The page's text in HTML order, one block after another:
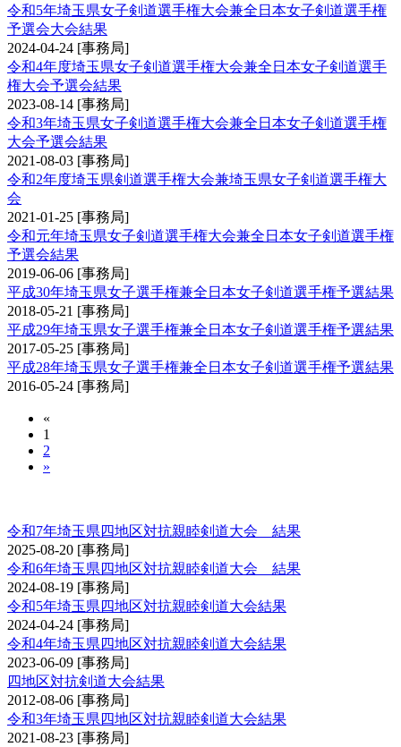
令和5年埼玉県女子剣道選手権大会兼全日本女子剣道選手権
予選会大会結果
2024-04-24 [事務局]
令和4年度埼玉県女子剣道選手権大会兼全日本女子剣道選手
権大会予選会結果
2023-08-14 [事務局]
令和3年埼玉県女子剣道選手権大会兼全日本女子剣道選手権
大会予選会結果
2021-08-03 [事務局]
令和2年度埼玉県剣道選手権大会兼埼玉県女子剣道選手権大
会
2021-01-25 [事務局]
令和元年埼玉県女子剣道選手権大会兼全日本女子剣道選手権
予選会結果
2019-06-06 [事務局]
平成30年埼玉県女子選手権兼全日本女子剣道選手権予選結果
2018-05-21 [事務局]
平成29年埼玉県女子選手権兼全日本女子剣道選手権予選結果
2017-05-25 [事務局]
平成28年埼玉県女子選手権兼全日本女子剣道選手権予選結果
2016-05-24 [事務局]
«
1
2
»
令和7年埼玉県四地区対抗親睦剣道大会 結果
2025-08-20 [事務局]
令和6年埼玉県四地区対抗親睦剣道大会 結果
2024-08-19 [事務局]
令和5年埼玉県四地区対抗親睦剣道大会結果
2024-04-24 [事務局]
令和4年埼玉県四地区対抗親睦剣道大会結果
2023-06-09 [事務局]
四地区対抗剣道大会結果
2012-08-06 [事務局]
令和3年埼玉県四地区対抗親睦剣道大会結果
2021-08-23 [事務局]